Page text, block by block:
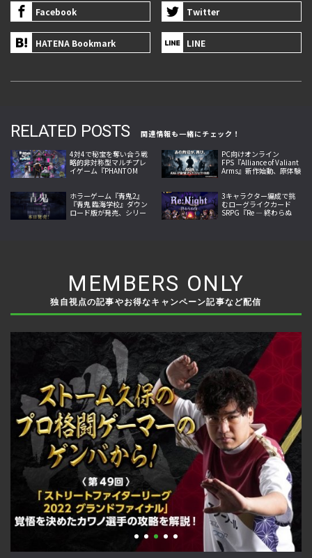
Facebook Twitter
HATENA Bookmark LINE
RELATED POSTS
関連情報も一緒にチェック！
4対4で秘宝を奪い合う戦
略的非対称型マルチプレ
イゲーム『PHANTOM
PC向けオンライン
FPS『Alliance of Valiant
Arms』新作始動、原体験
ホラーゲーム『青鬼2』
『青鬼 臨海学校』ダウン
ロード版が発売、シリー
3キャラクター編成で挑
むローグライクカード
SRPG『Re ― 終わらぬ
MEMBERS ONLY
独自視点の記事やお得なキャンペーン記事など配信